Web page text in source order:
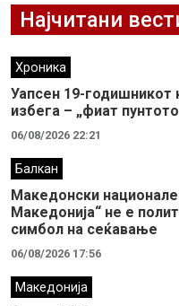
Најчитани
Хроника
Уапсен 19-годишникот
избега – „фиат
06/08/2026 22:21
Балкан
Македонски
Македонија“ не е
симбол на сеќавање
06/08/2026 17:56
Македонија